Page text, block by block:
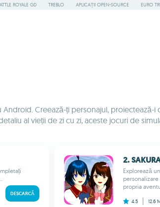
ROYALE GD TREBLO APLICAȚII OPEN-SOURCE EURO
Creează-ți personajul,
al vieții de zi cu zi, aceste jocuri de
DESCARCĂ
2.
Explorează
propria
4.5 12.6